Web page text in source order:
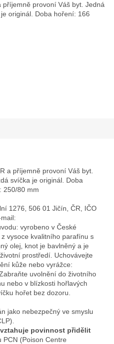
příjemně provoní Váš byt. Jedná
originál. Doba hoření: 166
a příjemně provoní Váš byt.
svíčka je originál. Doba
250/80 mm
1276, 506 01 Jičín, ČR, IČO
vyrobeno v České
vysoce kvalitního parafínu s
olej, knot je bavlněný a je
prostředí. Uchovávejte
kůže nebo vyrážce:
uvolnění do životního
nebo v blízkosti hořlavých
hořet bez dozoru.
jako nebezpečný ve smyslu
povinnost přidělit
PCN (Poison Centre